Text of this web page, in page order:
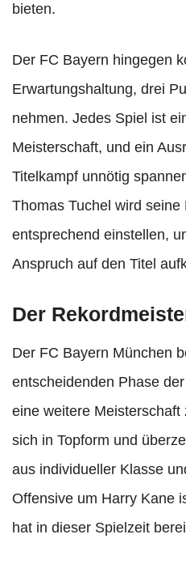
bieten.
Der FC Bayern hingegen
Erwartungshaltung, drei
nehmen. Jedes Spiel ist
Meisterschaft, und ein
Titelkampf unnötig
Thomas Tuchel wird seine
entsprechend einstellen,
Anspruch auf den Titel
Der
Der FC Bayern München
entscheidenden Phase
eine weitere
sich in Topform und
aus individueller Klasse
Offensive um Harry Kane
hat in dieser Spielzeit